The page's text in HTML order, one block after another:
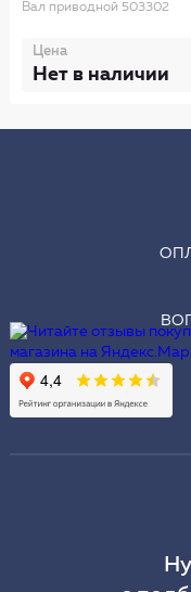
Вал приводной 503302
Цена
Нет в наличии